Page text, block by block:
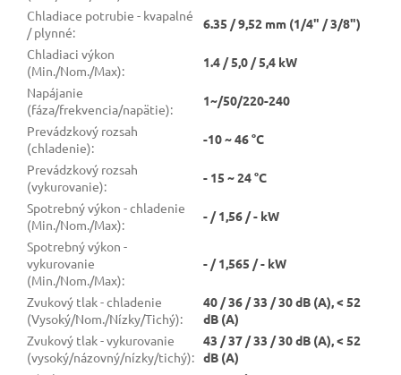
Chladiace potrubie - kvapalné
/ plynné:
6.35 / 9,52 mm (1/4" / 3/8")
Chladiaci výkon
(Min./Nom./Max):
1.4 / 5,0 / 5,4 kW
Napájanie
(fáza/frekvencia/napätie):
1~/50/220-240
Prevádzkový rozsah
(chladenie):
-10 ~ 46 °C
Prevádzkový rozsah
(vykurovanie):
- 15 ~ 24 °C
Spotrebný výkon - chladenie
(Min./Nom./Max):
- / 1,56 / - kW
Spotrebný výkon -
vykurovanie
(Min./Nom./Max):
- / 1,565 / - kW
Zvukový tlak - chladenie
(Vysoký/Nom./Nízky/Tichý):
40 / 36 / 33 / 30 dB (A), < 52
dB (A)
Zvukový tlak - vykurovanie
(vysoký/názovný/nízky/tichý):
43 / 37 / 33 / 30 dB (A), < 52
dB (A)